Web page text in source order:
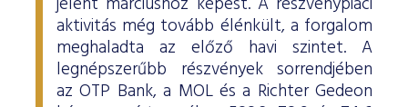
aktivitás még tovább élénkült, a forgalom
meghaladta az előző havi szintet. A
legnépszerűbb részvények sorrendjében
az OTP Bank, a MOL és a Richter Gedeon